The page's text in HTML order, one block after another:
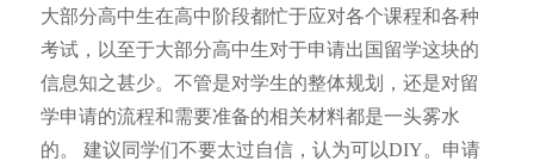
大部分高中生在高中阶段都忙于应对各个课程和各种
考试，以至于大部分高中生对于申请出国留学这块的
信息知之甚少。不管是对学生的整体规划，还是对留
学申请的流程和需要准备的相关材料都是一头雾水
的。 建议同学们不要太过自信，认为可以DIY。申请